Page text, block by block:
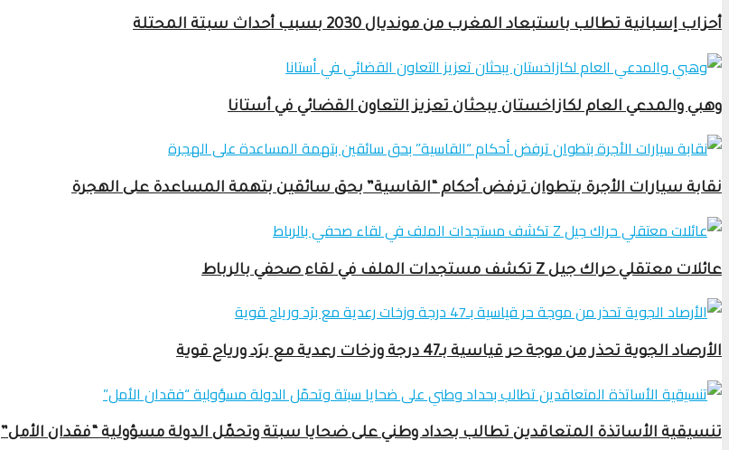
أحزاب إسبانية تطالب باستبعاد المغرب من مونديال 2030 بسبب أحداث سبتة المحتلة
وهبي والمدعي العام لكازاخستان يبحثان تعزيز التعاون القضائي في أستانا
نقابة سيارات الأجرة بتطوان ترفض أحكام “القاسية” بحق سائقين بتهمة المساعدة على الهجرة
عائلات معتقلي حراك جيل Z تكشف مستجدات الملف في لقاء صحفي بالرباط
الأرصاد الجوية تحذر من موجة حر قياسية بـ47 درجة وزخات رعدية مع برَد ورياح قوية
تنسيقية الأساتذة المتعاقدين تطالب بحداد وطني على ضحايا سبتة وتحمّل الدولة مسؤولية “فقدان الأمل”